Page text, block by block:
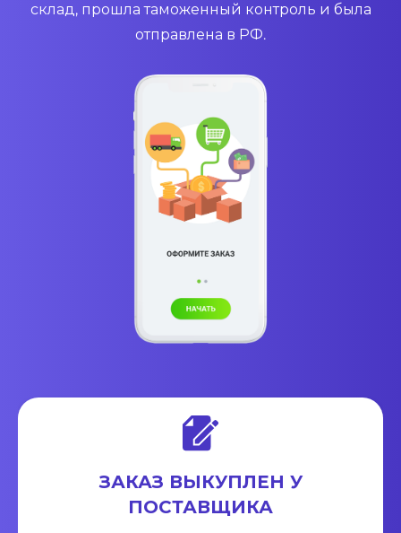
склад, прошла таможенный контроль и была
отправлена в РФ.
ЗАКАЗ ВЫКУПЛЕН У
ПОСТАВЩИКА